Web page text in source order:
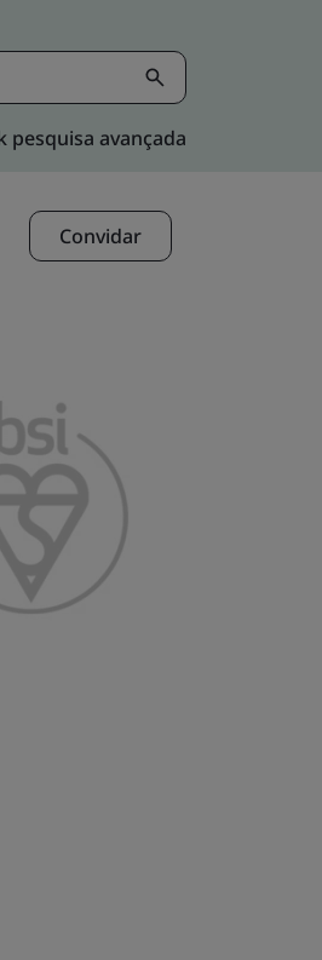
pesquisa avançada
Convidar